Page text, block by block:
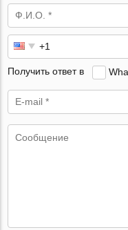
Получить ответ в